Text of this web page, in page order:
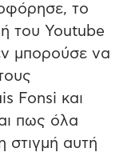
το
του Youtube
μπορούσε να
Fonsi και
πως όλα
στιγμή αυτή